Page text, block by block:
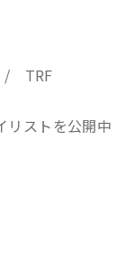
/ TRF
リストを公開中